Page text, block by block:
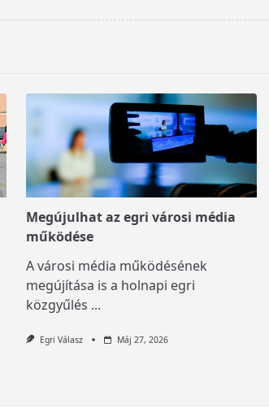
Megújulhat az egri városi média
működése
A városi média működésének
megújítása is a holnapi egri
közgyűlés ...
Egri Válasz Máj 27, 2026